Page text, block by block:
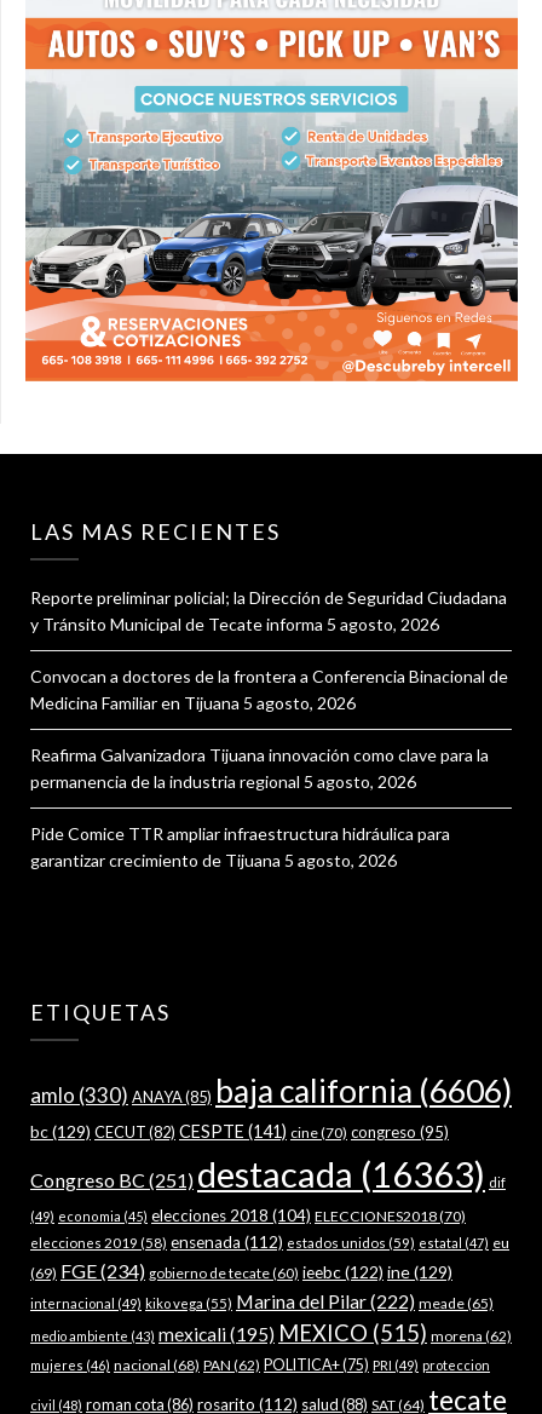
LAS MAS RECIENTES
Reporte preliminar policial; la Dirección de Seguridad Ciudadana
y Tránsito Municipal de Tecate informa 5 agosto, 2026
Convocan a doctores de la frontera a Conferencia Binacional de
Medicina Familiar en Tijuana 5 agosto, 2026
Reafirma Galvanizadora Tijuana innovación como clave para la
permanencia de la industria regional 5 agosto, 2026
Pide Comice TTR ampliar infraestructura hidráulica para
garantizar crecimiento de Tijuana 5 agosto, 2026
ETIQUETAS
amlo (330) ANAYA(85) baja california (6606)
bc(129) CECUT(82) CESPTE (141) cine(70) congreso (95)
Congreso BC (251) destacada (16363) dif
(49) economia (45) elecciones 2018 (104) ELECCIONES2018(70)
elecciones 2019 (58) ensenada (112) estados unidos (59) estatal (47) eu
(69) FGE(234) gobierno de tecate(60) ieebc(122) ine(129)
internacional (49) kiko vega (55) Marina del Pilar(222) meade(65)
medio ambiente (43) mexicali(195) MEXICO (515) morena (62)
mujeres (46) nacional (68) PAN (62) POLITICA+(75) PRI (49) proteccion
civil (48) roman cota(86) rosarito (112) salud(88) SAT(64) tecate